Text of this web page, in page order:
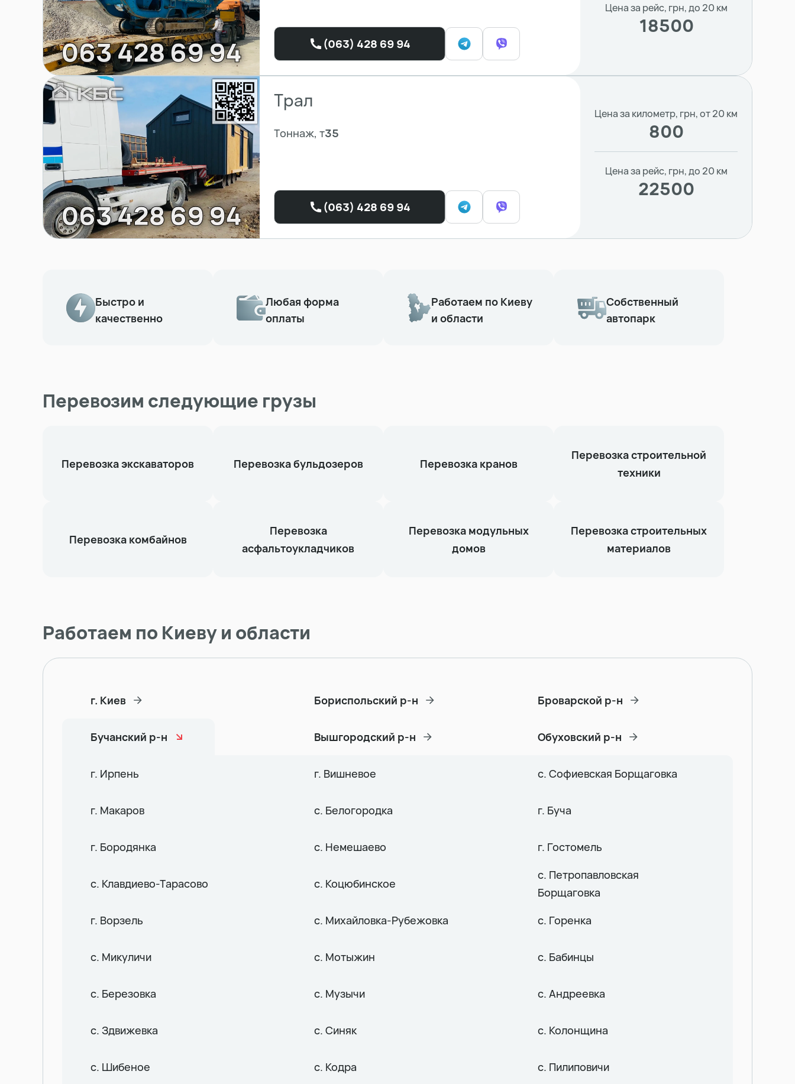
(063) 428 69 94
Цена за рейс, грн, до 20 км
18500
Трал
Тоннаж, т35
(063) 428 69 94
Цена за километр, грн, от 20 км
800
Цена за рейс, грн, до 20 км
22500
Быстро и
качественно
Любая форма
оплаты
Работаем по Киеву
и области
Собственный
автопарк
Перевозим следующие грузы
Перевозка экскаваторов Перевозка бульдозеров Перевозка кранов
Перевозка строительной
техники
Перевозка комбайнов
Перевозка
асфальтоукладчиков
Перевозка модульных
домов
Перевозка строительных
материалов
Работаем по Киеву и области
г. Киев Бориспольский р-н Броварской р-н
Бучанский р-н Вышгородский р-н Обуховский р-н
г. Ирпень г. Вишневое с. Софиевская Борщаговка
г. Макаров с. Белогородка г. Буча
г. Бородянка с. Немешаево г. Гостомель
с. Клавдиево-Тарасово с. Коцюбинское
с. Петропавловская
Борщаговка
г. Ворзель
с. Михайловка-Рубежовка с. Горенка
с. Микуличи с. Мотыжин с. Бабинцы
с. Березовка с. Музычи с. Андреевка
с. Здвижевка с. Синяк с. Колонщина
с. Шибеное с. Кодра с. Пилиповичи